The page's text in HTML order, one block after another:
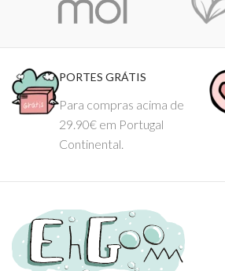
PORTES GRÁTIS
Para compras acima de
29.90€ em Portugal
Continental.